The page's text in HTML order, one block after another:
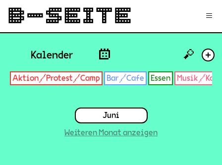
≡
Kalender +
🔎
Aktion/Protest/Camp Bar/Cafe Essen Musik/
Juni
Weiteren Monat anzeigen